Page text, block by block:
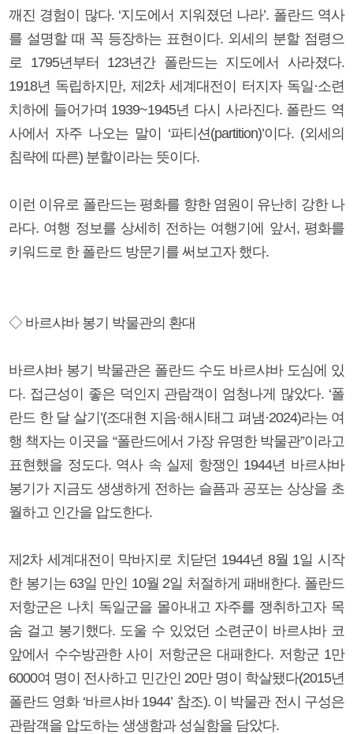
깨진 경험이 많다. ‘지도에서 지워졌던 나라’. 폴란드 역사
를 설명할 때 꼭 등장하는 표현이다. 외세의 분할 점령으
로 1795년부터 123년간 폴란드는 지도에서 사라졌다.
1918년 독립하지만, 제2차 세계대전이 터지자 독일·소련
치하에 들어가며 1939~1945년 다시 사라진다. 폴란드 역
사에서 자주 나오는 말이 ‘파티션(partition)’이다. (외세의
침략에 따른) 분할이라는 뜻이다.
이런 이유로 폴란드는 평화를 향한 염원이 유난히 강한 나
라다. 여행 정보를 상세히 전하는 여행기에 앞서, 평화를
키워드로 한 폴란드 방문기를 써보고자 했다.
◇ 바르샤바 봉기 박물관의 환대
바르샤바 봉기 박물관은 폴란드 수도 바르샤바 도심에 있
다. 접근성이 좋은 덕인지 관람객이 엄청나게 많았다. ‘폴
란드 한 달 살기’(조대현 지음·해시태그 펴냄·2024)라는 여
행 책자는 이곳을 “폴란드에서 가장 유명한 박물관”이라고
표현했을 정도다. 역사 속 실제 항쟁인 1944년 바르샤바
봉기가 지금도 생생하게 전하는 슬픔과 공포는 상상을 초
월하고 인간을 압도한다.
제2차 세계대전이 막바지로 치닫던 1944년 8월 1일 시작
한 봉기는 63일 만인 10월 2일 처절하게 패배한다. 폴란드
저항군은 나치 독일군을 몰아내고 자주를 쟁취하고자 목
숨 걸고 봉기했다. 도울 수 있었던 소련군이 바르샤바 코
앞에서 수수방관한 사이 저항군은 대패한다. 저항군 1만
6000여 명이 전사하고 민간인 20만 명이 학살됐다(2015년
폴란드 영화 ‘바르샤바 1944’ 참조). 이 박물관 전시 구성은
관람객을 압도하는 생생함과 성실함을 담았다.